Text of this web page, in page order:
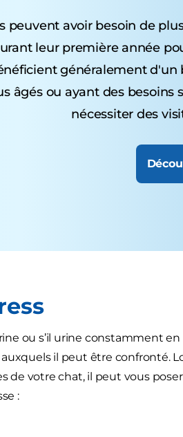
peuvent avoir besoin de
leur première année
généralement d'un
âgés ou ayant des besoins
nécessiter des
ou s’il urine constamment en
il peut être confronté.
de votre chat, il peut vous
: